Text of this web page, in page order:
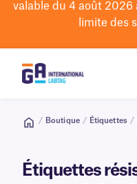
valable du 4 août 2026
limite des
/ Boutique / Étiquettes /
Étiquettes